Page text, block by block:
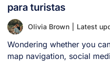
para turistas
Olivia Brown Latest
Wondering whether you
map navigation, social